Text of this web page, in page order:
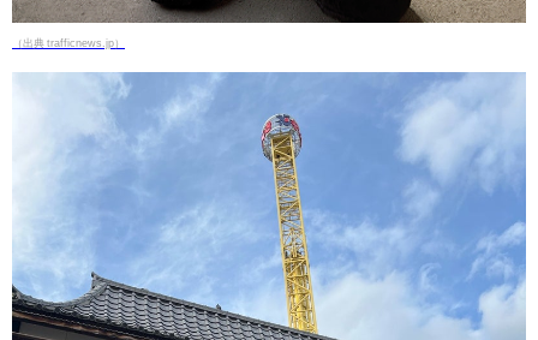
（出典 trafficnews.jp）